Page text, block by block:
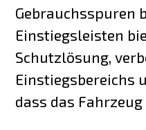
Gebrauchsspuren
Einstiegsleisten
Schutzlösung,
Einstiegsbereichs
dass das